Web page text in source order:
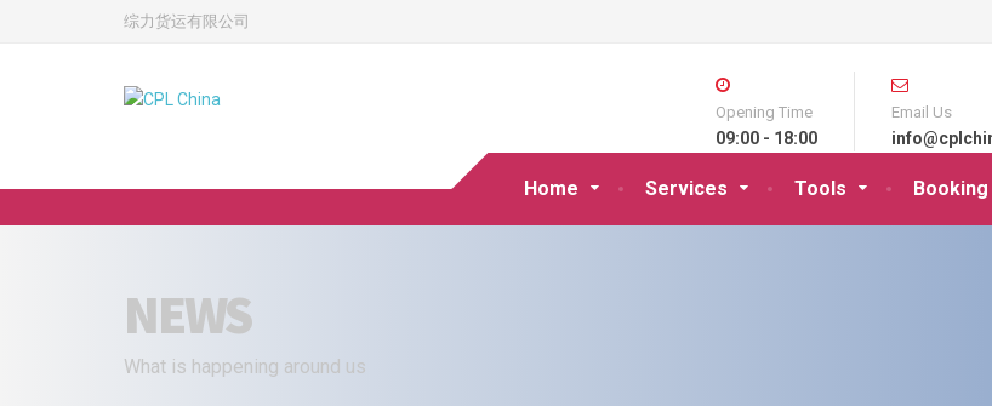
综力货运有限公司
Home Services Tools
Opening Time
09:00 - 18:00
Email Us
NEWS
What is happening around us